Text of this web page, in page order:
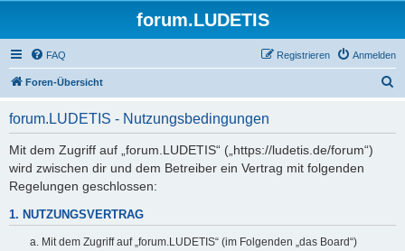
forum.LUDETIS
FAQ Anmelden
Registrieren
Foren-Übersicht
forum.LUDETIS - Nutzungsbedingungen
Mit dem Zugriff auf „forum.LUDETIS“ („https://ludetis.de/forum“)
wird zwischen dir und dem Betreiber ein Vertrag mit folgenden
Regelungen geschlossen:
1. NUTZUNGSVERTRAG
Mit dem Zugriff auf „forum.LUDETIS“ (im Folgenden „das Board“)